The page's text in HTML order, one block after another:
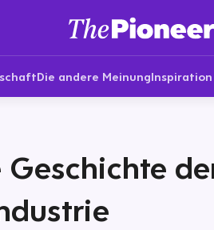
Die andere Meinung
Geschichte